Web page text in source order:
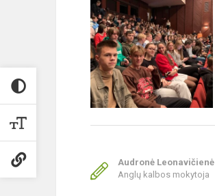
Audronė Leonavičienė
Anglų kalbos mokytoja